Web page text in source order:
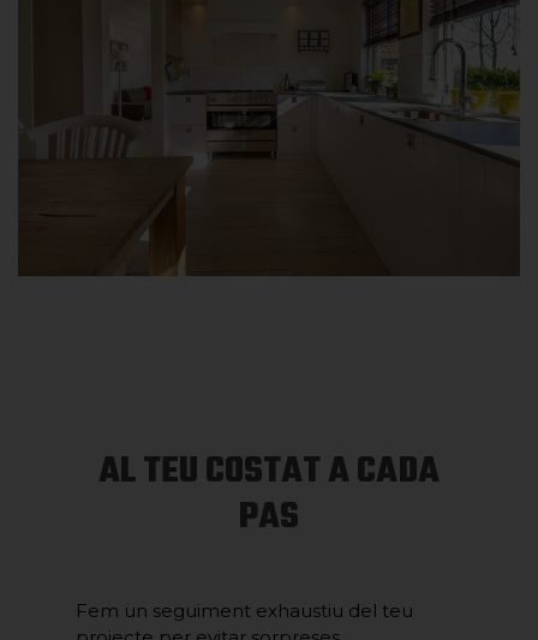
AL TEU COSTAT A CADA
PAS
Fem un seguiment exhaustiu del teu